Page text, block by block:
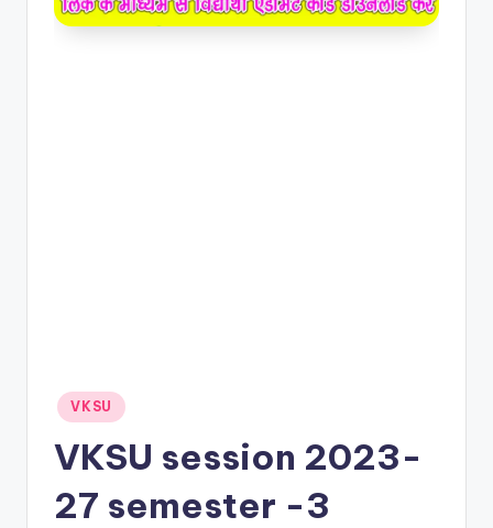
VKSU
VKSU session 2023-
27 semester -3